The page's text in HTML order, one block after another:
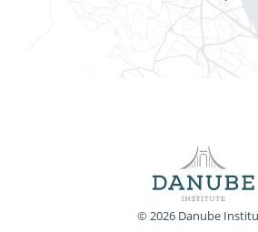
© 2026 Danube